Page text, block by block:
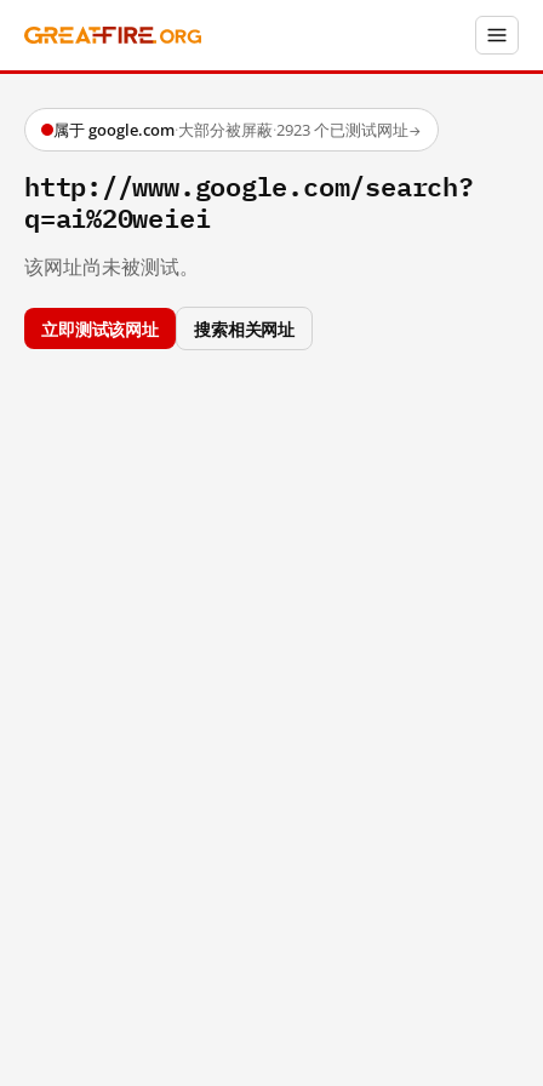
属于 google.com·大部分被屏蔽·2923 个已测试网址→
http://www.google.com/search?
q=ai%20weiei
该网址尚未被测试。
立即测试该网址 搜索相关网址